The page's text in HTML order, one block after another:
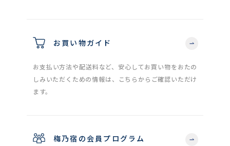
お買い物ガイド
お支払い方法や配送料など、安心してお買い物をおたの
しみいただくための情報は、こちらからご確認いただけ
ます。
梅乃宿の会員プログラム